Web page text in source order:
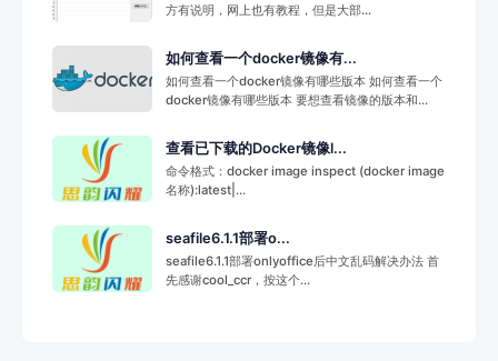
方有说明，网上也有教程，但是大部...
如何查看一个docker镜像有...
如何查看一个docker镜像有哪些版本 如何查看一个
docker镜像有哪些版本 要想查看镜像的版本和...
查看已下载的Docker镜像l...
命令格式：docker image inspect (docker image
名称):latest|...
seafile6.1.1部署o...
seafile6.1.1部署onlyoffice后中文乱码解决办法 首
先感谢cool_ccr，按这个...